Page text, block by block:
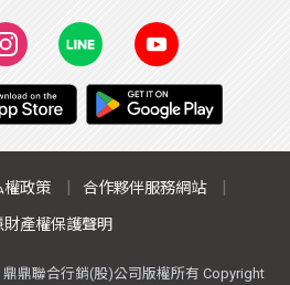
權政策
合作夥伴服務網站
財產權保護聲明
鼎鼎聯合行銷(股)公司版權所有 Copyright